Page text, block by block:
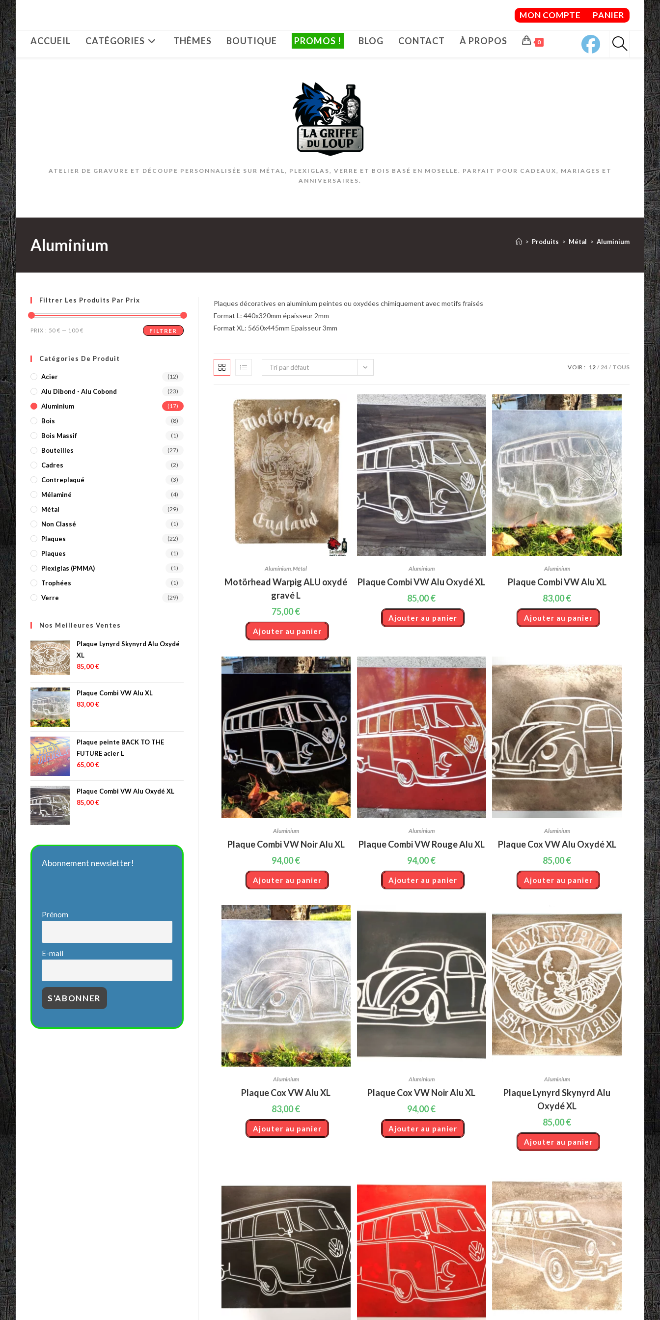
Skip
to
content
MON COMPTE PANIER
ACCUEIL CATÉGORIES THÈMES BOUTIQUE PROMOS ! BLOG CONTACT À PROPOS 0
ATELIER DE GRAVURE ET DÉCOUPE PERSONNALISÉE SUR MÉTAL, PLEXIGLAS, VERRE ET BOIS BASÉ EN MOSELLE. PARFAIT POUR CADEAUX, MARIAGES ET
ANNIVERSAIRES.
Aluminium > Produits > Métal > Aluminium
Plaques décoratives en aluminium peintes ou oxydées chimiquement avec motifs fraisés
Format L: 440x320mm épaisseur 2mm
Format XL: 5650x445mm Epaisseur 3mm
Tri par défaut VOIR : 12 24 TOUS
Aluminium,Métal
Motörhead Warpig ALU oxydé
gravé L
75,00€
Ajouter au panier
Aluminium
Plaque Combi VW Alu Oxydé XL
85,00€
Ajouter au panier
Aluminium
Plaque Combi VW Alu XL
83,00€
Ajouter au panier
Aluminium
Plaque Combi VW Noir Alu XL
94,00€
Ajouter au panier
Aluminium
Plaque Combi VW Rouge Alu XL
94,00€
Ajouter au panier
Aluminium
Plaque Cox VW Alu Oxydé XL
85,00€
Ajouter au panier
Aluminium
Plaque Cox VW Alu XL
83,00€
Ajouter au panier
Aluminium
Plaque Cox VW Noir Alu XL
94,00€
Ajouter au panier
Aluminium
Plaque Lynyrd Skynyrd Alu
Oxydé XL
85,00€
Ajouter au panier
Filtrer Les Produits Par Prix
Prix
Prix
FILTRER
PRIX : 50 € — 100 €
Catégories De Produit
Acier (12)
Alu Dibond - Alu Cobond (23)
Aluminium (17)
Bois (8)
Bois Massif (1)
Bouteilles (27)
Cadres (2)
Contreplaqué (3)
Mélaminé (4)
Métal (29)
Non Classé (1)
Plaques (22)
Plaques (1)
Plexiglas (PMMA) (1)
Trophées (1)
Verre (29)
Nos Meilleures Ventes
Plaque Lynyrd Skynyrd Alu Oxydé
XL
85,00€
Plaque Combi VW Alu XL
83,00€
Plaque peinte BACK TO THE
FUTURE acier L
65,00€
Plaque Combi VW Alu Oxydé XL
85,00€
Abonnement newsletter!
Prénom
E-mail